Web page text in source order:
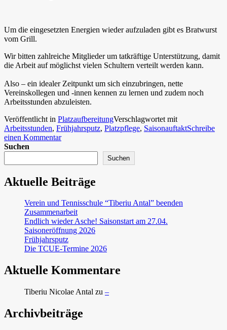
Um die eingesetzten Energien wieder aufzuladen gibt es Bratwurst
vom Grill.
Wir bitten zahlreiche Mitglieder um tatkräftige Unterstützung, damit
die Arbeit auf möglichst vielen Schultern verteilt werden kann.
Also – ein idealer Zeitpunkt um sich einzubringen, nette
Vereinskollegen und -innen kennen zu lernen und zudem noch
Arbeitsstunden abzuleisten.
Veröffentlicht in PlatzaufbereitungVerschlagwortet mit
Arbeitsstunden, Frühjahrsputz, Platzpflege, SaisonauftaktSchreibe
einen Kommentarzu
Suchen
Suchen
Aktuelle Beiträge
Verein und Tennisschule “Tiberiu Antal” beenden
Zusammenarbeit
Endlich wieder Asche! Saisonstart am 27.04.
Saisoneröffnung 2026
Frühjahrsputz
Die TCUE-Termine 2026
Aktuelle Kommentare
Tiberiu Nicolae Antal zu –
Archivbeiträge